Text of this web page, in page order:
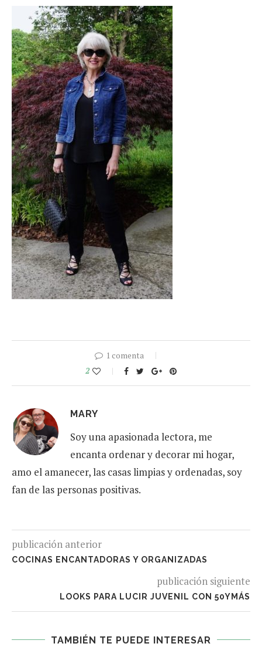
1 comenta
2
MARY
Soy una apasionada lectora, me
encanta ordenar y decorar mi hogar,
amo el amanecer, las casas limpias y ordenadas, soy
fan de las personas positivas.
publicación anterior
COCINAS ENCANTADORAS Y ORGANIZADAS
publicación siguiente
LOOKS PARA LUCIR JUVENIL CON 50YMÁS
TAMBIÉN TE PUEDE INTERESAR